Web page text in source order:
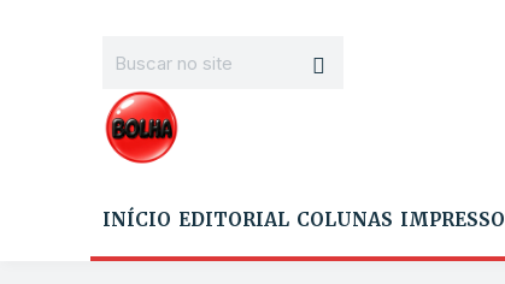
INÍCIO EDITORIAL COLUNAS IMPRESSO